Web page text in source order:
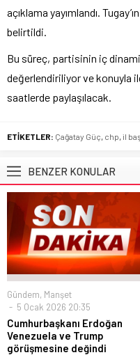
açıklama yayımlandı.
belirtildi.
Bu süreç, partisinin iç
değerlendiriliyor ve konuyla
saatlerde paylaşılacak.
ETİKETLER: Çağatay Güç, chp, il
BENZER KONULAR
Gündem, Manşet
5 Ocak 2026 20:35
Cumhurbaşkanı Erdoğan
Venezuela ve Trump
görüşmesine değindi